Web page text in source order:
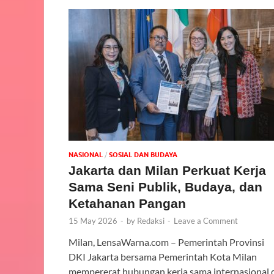
NASIONAL / SOSIAL DAN BUDAYA
Jakarta dan Milan Perkuat Kerja
Sama Seni Publik, Budaya, dan
Ketahanan Pangan
15 May 2026 - by Redaksi - Leave a Comment
Milan, LensaWarna.com – Pemerintah Provinsi
DKI Jakarta bersama Pemerintah Kota Milan
mempererat hubungan kerja sama internasional